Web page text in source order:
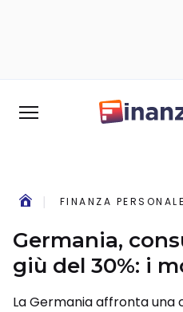
FINANZA PERSONALE
Germania,
giù del 30%: i
La Germania affronta una